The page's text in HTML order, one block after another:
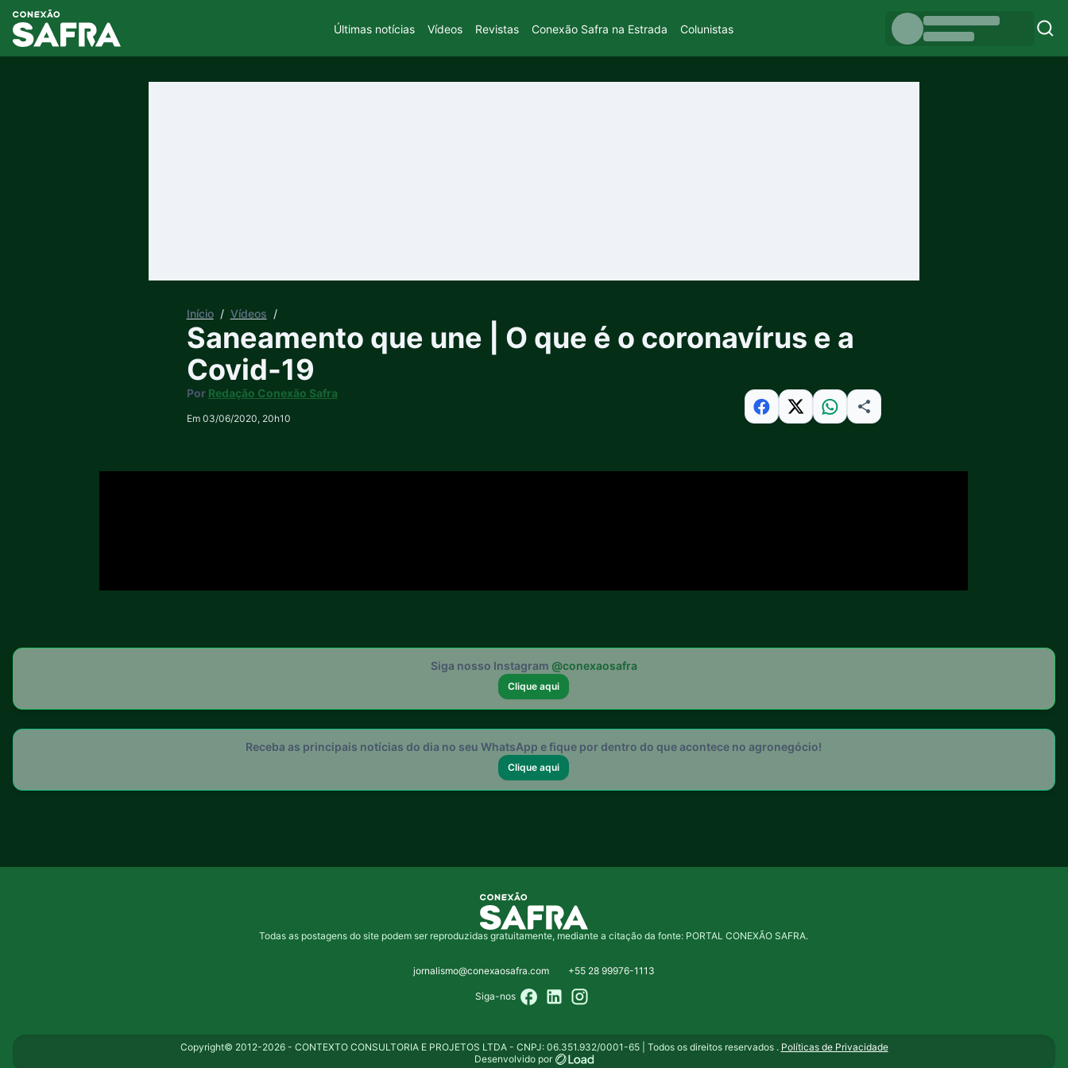
Últimas notícias Vídeos Revistas Conexão Safra na Estrada Colunistas
Início/ Vídeos /
Saneamento que une | O que é o coronavírus e a
Covid-19
Por Redação Conexão Safra
Em 03/06/2020, 20h10
Siga nosso Instagram @conexaosafra
Clique aqui
Receba as principais notícias do dia no seu WhatsApp e fique por dentro do que acontece no agronegócio!
Clique aqui
Todas as postagens do site podem ser reproduzidas gratuitamente, mediante a citação da fonte: PORTAL CONEXÃO SAFRA.
jornalismo@conexaosafra.com +55 28 99976-1113
Siga-nos
Copyright© 2012-2026 - CONTEXTO CONSULTORIA E PROJETOS LTDA - CNPJ: 06.351.932/0001-65 | Todos os direitos reservados . Políticas de Privacidade
Desenvolvido por